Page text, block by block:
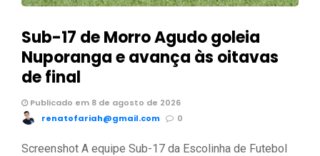
Sub-17 de Morro Agudo goleia
Nuporanga e avança às oitavas
de final
Publicado em 8 de agosto de 2026
renatofariah@gmail.com
0
Screenshot A equipe Sub-17 da Escolinha de Futebol